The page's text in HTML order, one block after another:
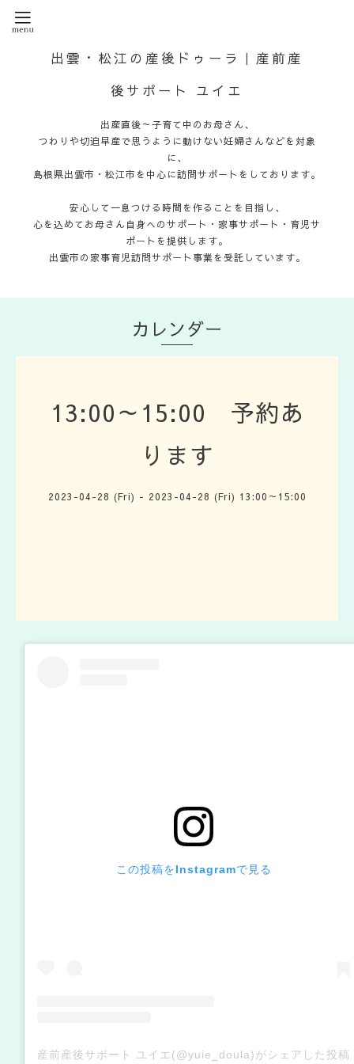
出雲・松江の産後ドゥーラ｜産前産
後サポート ユイエ
出産直後～子育て中のお母さん、
つわりや切迫早産で思うように動けない妊婦さんなどを対象
に、
島根県出雲市・松江市を中心に訪問サポートをしております。
安心して一息つける時間を作ることを目指し、
心を込めてお母さん自身へのサポート・家事サポート・育児サ
ポートを提供します。
出雲市の家事育児訪問サポート事業を受託しています。
カレンダー
13:00～15:00 予約あ
ります
2023-04-28 (Fri) - 2023-04-28 (Fri) 13:00～15:00
この投稿をInstagramで見る
産前産後サポート ユイエ(@yuie_doula)がシェアした投稿